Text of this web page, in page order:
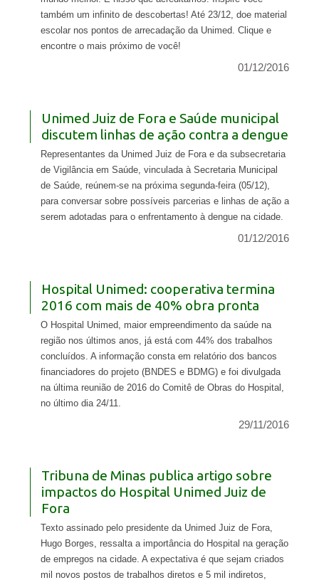
também um infinito de descobertas! Até 23/12, doe material
escolar nos pontos de arrecadação da Unimed. Clique e
encontre o mais próximo de você!
01/12/2016
Unimed Juiz de Fora e Saúde municipal
discutem linhas de ação contra a dengue
Representantes da Unimed Juiz de Fora e da subsecretaria
de Vigilância em Saúde, vinculada à Secretaria Municipal
de Saúde, reúnem-se na próxima segunda-feira (05/12),
para conversar sobre possíveis parcerias e linhas de ação a
serem adotadas para o enfrentamento à dengue na cidade.
01/12/2016
Hospital Unimed: cooperativa termina
2016 com mais de 40% obra pronta
O Hospital Unimed, maior empreendimento da saúde na
região nos últimos anos, já está com 44% dos trabalhos
concluídos. A informação consta em relatório dos bancos
financiadores do projeto (BNDES e BDMG) e foi divulgada
na última reunião de 2016 do Comitê de Obras do Hospital,
no último dia 24/11.
29/11/2016
Tribuna de Minas publica artigo sobre
impactos do Hospital Unimed Juiz de
Fora
Texto assinado pelo presidente da Unimed Juiz de Fora,
Hugo Borges, ressalta a importância do Hospital na geração
de empregos na cidade. A expectativa é que sejam criados
mil novos postos de trabalhos diretos e 5 mil indiretos,